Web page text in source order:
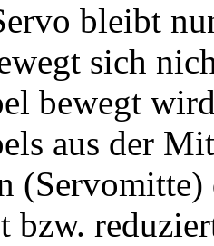
bleibt
sich
bewegt
aus der
(Servomitte)
bzw.